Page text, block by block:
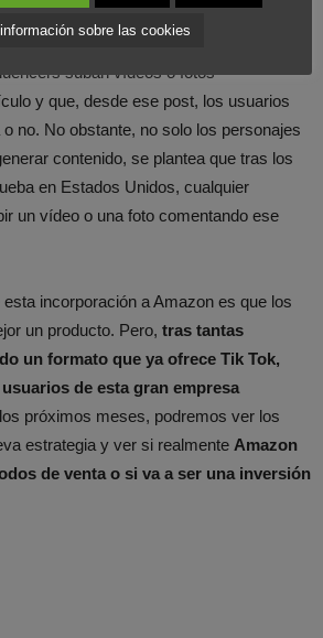
suban vídeos o fotos
y que, desde ese post, los usuarios
no. No obstante, no solo los personajes
contenido, se plantea que tras los
en Estados Unidos, cualquier
un vídeo o una foto comentando ese
incorporación a Amazon es que los
un producto. Pero, tras tantas
un formato que ya ofrece Tik Tok,
de esta gran empresa
próximos meses, podremos ver los
estrategia y ver si realmente Amazon
de venta o si va a ser una inversión
sobre las cookies